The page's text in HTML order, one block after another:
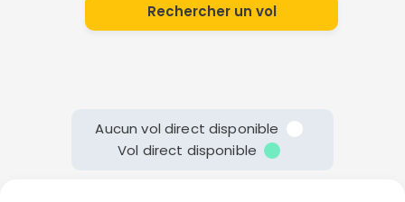
Rechercher un vol
Aucun vol direct disponible
Vol direct disponible